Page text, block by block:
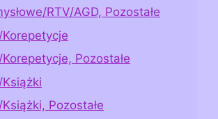
RTV/AGD, Pozostałe
Pozostałe
Pozostałe